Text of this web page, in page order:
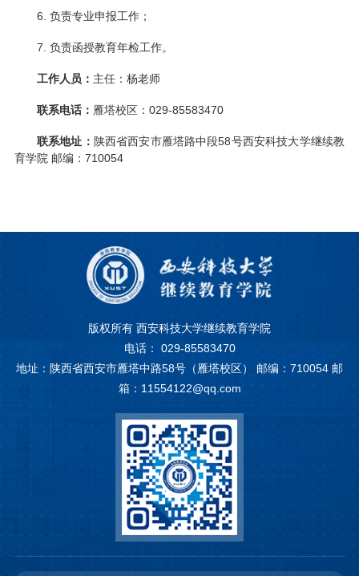
6. 负责专业申报工作；
7. 负责函授教育年检工作。
工作人员： 主任：杨老师
联系电话： 雁塔校区：029-85583470
联系地址： 陕西省西安市雁塔路中段58号西安科技大学继续教
育学院 邮编：710054
版权所有 西安科技大学继续教育学院
电话： 029-85583470
地址：陕西省西安市雁塔中路58号（雁塔校区） 邮编：710054 邮
箱：11554122@qq.com